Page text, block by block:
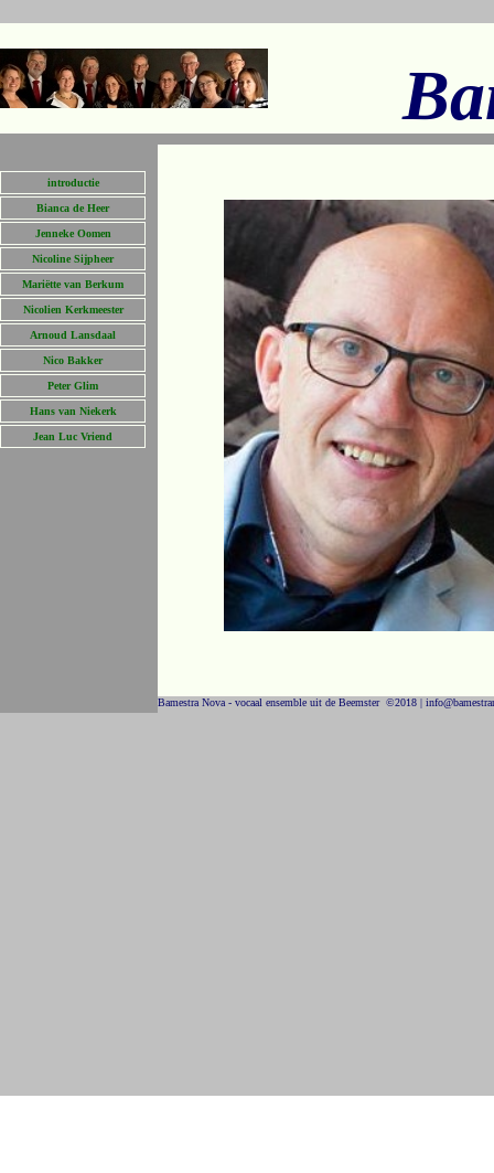
introductie
Bianca de Heer
Jenneke Oomen
Nicoline Sijpheer
Mariëtte van Berkum
Nicolien Kerkmeester
Arnoud Lansdaal
Nico Bakker
Peter Glim
Hans van Niekerk
Jean Luc Vriend
Bamestra Nova - vocaal ensemble uit de Beemster ©2018 |